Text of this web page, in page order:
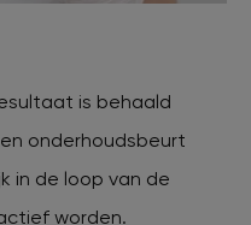
is behaald
onderhoudsbeurt
in de loop van de
worden.